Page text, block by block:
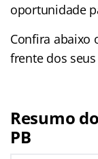
oportunidade
Confira abaixo
frente dos
Resumo
PB